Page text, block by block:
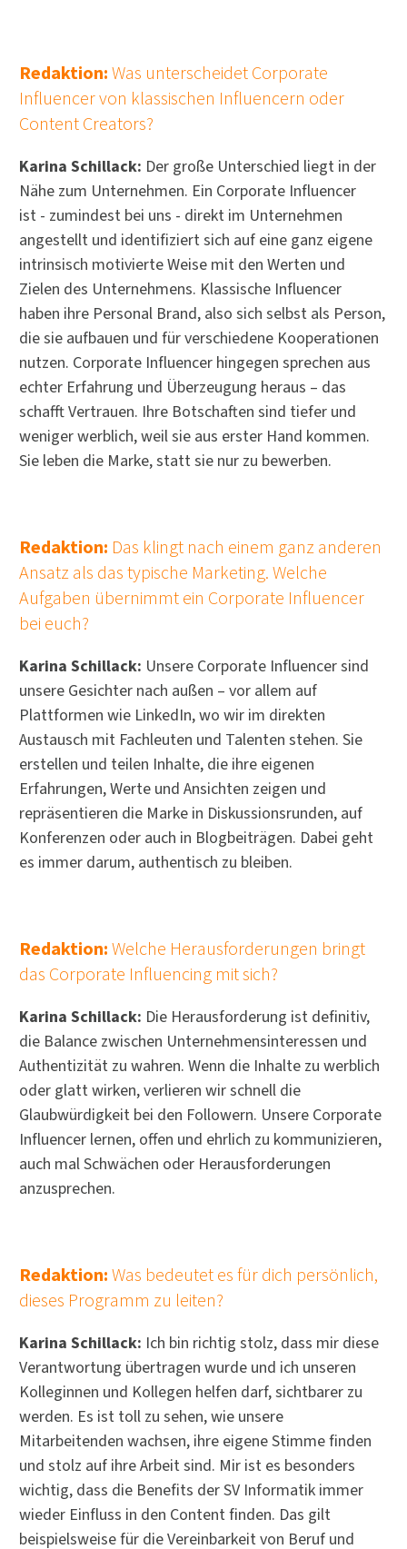
Redaktion: Was unterscheidet Corporate
Influencer von klassischen Influencern oder
Content Creators?
Karina Schillack: Der große Unterschied liegt in der
Nähe zum Unternehmen. Ein Corporate Influencer
ist - zumindest bei uns - direkt im Unternehmen
angestellt und identifiziert sich auf eine ganz eigene
intrinsisch motivierte Weise mit den Werten und
Zielen des Unternehmens. Klassische Influencer
haben ihre Personal Brand, also sich selbst als Person,
die sie aufbauen und für verschiedene Kooperationen
nutzen. Corporate Influencer hingegen sprechen aus
echter Erfahrung und Überzeugung heraus – das
schafft Vertrauen. Ihre Botschaften sind tiefer und
weniger werblich, weil sie aus erster Hand kommen.
Sie leben die Marke, statt sie nur zu bewerben.
Redaktion: Das klingt nach einem ganz anderen
Ansatz als das typische Marketing. Welche
Aufgaben übernimmt ein Corporate Influencer
bei euch?
Karina Schillack: Unsere Corporate Influencer sind
unsere Gesichter nach außen – vor allem auf
Plattformen wie LinkedIn, wo wir im direkten
Austausch mit Fachleuten und Talenten stehen. Sie
erstellen und teilen Inhalte, die ihre eigenen
Erfahrungen, Werte und Ansichten zeigen und
repräsentieren die Marke in Diskussionsrunden, auf
Konferenzen oder auch in Blogbeiträgen. Dabei geht
es immer darum, authentisch zu bleiben.
Redaktion: Welche Herausforderungen bringt
das Corporate Influencing mit sich?
Karina Schillack: Die Herausforderung ist definitiv,
die Balance zwischen Unternehmensinteressen und
Authentizität zu wahren. Wenn die Inhalte zu werblich
oder glatt wirken, verlieren wir schnell die
Glaubwürdigkeit bei den Followern. Unsere Corporate
Influencer lernen, offen und ehrlich zu kommunizieren,
auch mal Schwächen oder Herausforderungen
anzusprechen.
Redaktion: Was bedeutet es für dich persönlich,
dieses Programm zu leiten?
Karina Schillack: Ich bin richtig stolz, dass mir diese
Verantwortung übertragen wurde und ich unseren
Kolleginnen und Kollegen helfen darf, sichtbarer zu
werden. Es ist toll zu sehen, wie unsere
Mitarbeitenden wachsen, ihre eigene Stimme finden
und stolz auf ihre Arbeit sind. Mir ist es besonders
wichtig, dass die Benefits der SV Informatik immer
wieder Einfluss in den Content finden. Das gilt
beispielsweise für die Vereinbarkeit von Beruf und